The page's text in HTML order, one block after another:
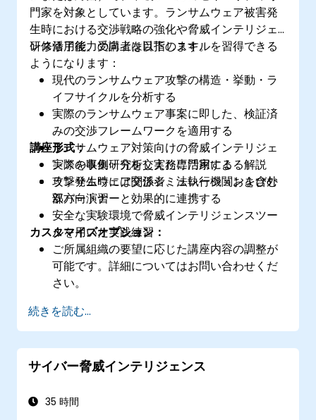
門家を対象としています。ランサムウェア被害発
生時における交渉戦略の強化や脅威インテリジェ
ンス活用能力の向上を目指します。
研修修了後、受講者は以下のスキルを習得できる
ようになります：
現代のランサムウェア攻撃の構造・挙動・ラ
イフサイクルを分析する
実際のランサムウェア事案に即した、検証済
みの交渉フレームワークを適用する
ランサムウェア対策向けの脅威インテリジェ
ンスを収集・分析し実務に活用する
攻撃発生時には関係者、法執行機関および外
部パートナーと効果的に連携する
講座形式：
実際の事例研究を交えた専門家による解説
ランサムウェア交渉シミュレーションを含む
双方向演習
安全な実験環境で脅威インテリジェンスツー
ルを用いた実践練習
カスタマイズオプション：
ご所属組織の要望に応じた講座内容の調整が
可能です。詳細についてはお問い合わせくだ
さい。
続きを読む...
サイバー脅威インテリジェンス
35 時間